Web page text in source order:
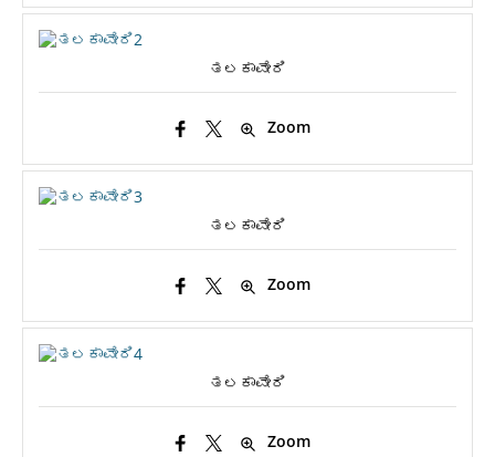
ತಲಕಾವೇರಿ
Zoom
ತಲಕಾವೇರಿ
Zoom
ತಲಕಾವೇರಿ
Zoom